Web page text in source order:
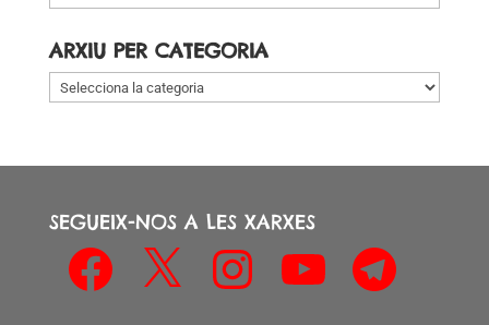
per
ARXIU PER CATEGORIA
Arxiu
per
SEGUEIX-NOS A LES XARXES
Facebook Instagram Telegram